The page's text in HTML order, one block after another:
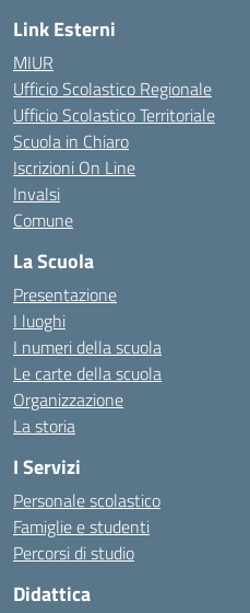
Link Esterni
MIUR
Ufficio Scolastico Regionale
Ufficio Scolastico Territoriale
Scuola in Chiaro
Iscrizioni On Line
Invalsi
Comune
La Scuola
Presentazione
I luoghi
I numeri della scuola
Le carte della scuola
Organizzazione
La storia
I Servizi
Personale scolastico
Famiglie e studenti
Percorsi di studio
Didattica